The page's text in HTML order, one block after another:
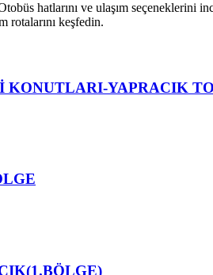
hatlarını ve ulaşım
rotalarını keşfedin.
KONUTLARI-YAPRACIK